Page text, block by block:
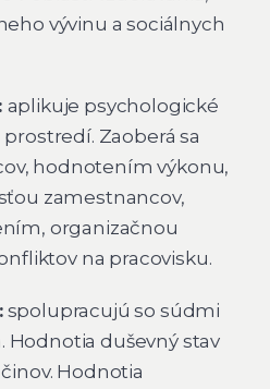
vývinu a sociálnych
aplikuje psychologické
Zaoberá sa
hodnotením výkonu,
zamestnancov,
organizačnou
na pracovisku.
spolupracujú so súdmi
Hodnotia duševný stav
Hodnotia